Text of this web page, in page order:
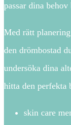
passar dina behov
Med rätt
den drömbostad
undersöka dina
hitta den perfekta
skin care